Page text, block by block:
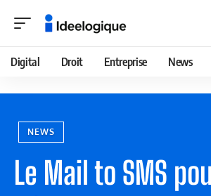
Digital Droit Entreprise News
NEWS
Le Mail to SMS